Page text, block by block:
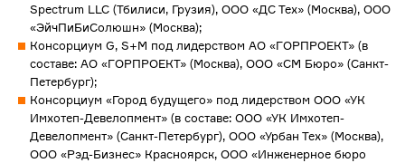
Spectrum LLC (Тбилиси, Грузия), ООО «ДС Тех» (Москва), ООО
«ЭйчПиБиСолюшн» (Москва);
Консорциум G, S+M под лидерством АО «ГОРПРОЕКТ» (в
составе: АО «ГОРПРОЕКТ» (Москва), ООО «СМ Бюро» (Санкт-
Петербург);
Консорциум «Город будущего» под лидерством ООО «УК
Имхотеп-Девелопмент» (в составе: ООО «УК Имхотеп-
Девелопмент» (Санкт-Петербург), ООО «Урбан Тех» (Москва),
ООО «Рэд-Бизнес» Красноярск, ООО «Инженерное бюро